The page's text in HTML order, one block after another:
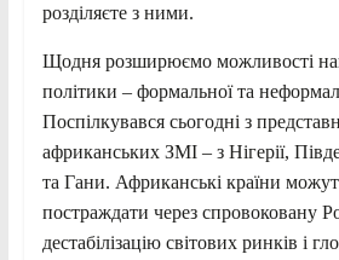
розділяєте з ними.
Щодня розширюємо можливості
політики – формальної та
Поспілкувався сьогодні з
африканських ЗМІ – з Нігерії,
та Гани. Африканські країни
постраждати через спровоковану
дестабілізацію світових ринків і